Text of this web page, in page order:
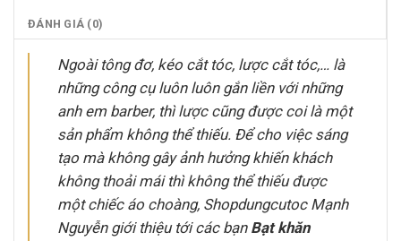
ĐÁNH GIÁ (0)
Ngoài tông đơ, kéo cắt tóc, lược cắt tóc,… là
những công cụ luôn luôn gắn liền với những
anh em barber, thì lược cũng được coi là một
sản phẩm không thể thiếu. Để cho việc sáng
tạo mà không gây ảnh hưởng khiến khách
không thoải mái thì không thể thiếu được
một chiếc áo choàng, Shopdungcutoc Mạnh
Nguyễn giới thiệu tới các bạn Bạt khăn